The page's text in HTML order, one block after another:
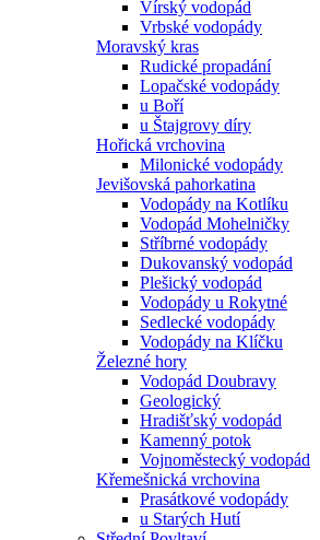
Vírský vodopád
Vrbské vodopády
Moravský kras
Rudické propadání
Lopačské vodopády
u Boří
u Štajgrovy díry
Hořická vrchovina
Milonické vodopády
Jevišovská pahorkatina
Vodopády na Kotlíku
Vodopád Mohelničky
Stříbrné vodopády
Dukovanský vodopád
Plešický vodopád
Vodopády u Rokytné
Sedlecké vodopády
Vodopády na Klíčku
Železné hory
Vodopád Doubravy
Geologický
Hradišťský vodopád
Kamenný potok
Vojnoměstecký vodopád
Křemešnická vrchovina
Prasátkové vodopády
u Starých Hutí